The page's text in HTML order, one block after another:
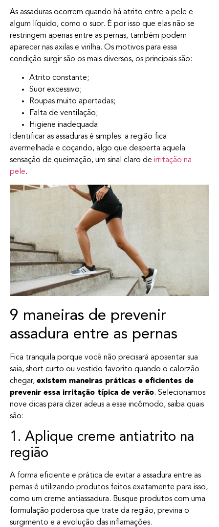
As assaduras ocorrem quando há atrito entre a pele e
algum líquido, como o suor. É por isso que elas não se
restringem apenas entre as pernas, também podem
aparecer nas axilas e virilha. Os motivos para essa
condição surgir são os mais diversos, os principais são:
Atrito constante;
Suor excessivo;
Roupas muito apertadas;
Falta de ventilação;
Higiene inadequada.
Identificar as assaduras é simples: a região fica
avermelhada e coçando, algo que desperta aquela
sensação de queimação, um sinal claro de irritação na
pele.
9 maneiras de prevenir
assadura entre as pernas
Fica tranquila porque você não precisará aposentar sua
saia, short curto ou vestido favorito quando o calorzão
chegar, existem maneiras práticas e eficientes de
prevenir essa irritação típica de verão. Selecionamos
nove dicas para dizer adeus a esse incômodo, saiba quais
são:
1. Aplique creme antiatrito na
região
A forma eficiente e prática de evitar a assadura entre as
pernas é utilizando produtos feitos exatamente para isso,
como um creme antiassadura. Busque produtos com uma
formulação poderosa que trate da região, previna o
surgimento e a evolução das inflamações.